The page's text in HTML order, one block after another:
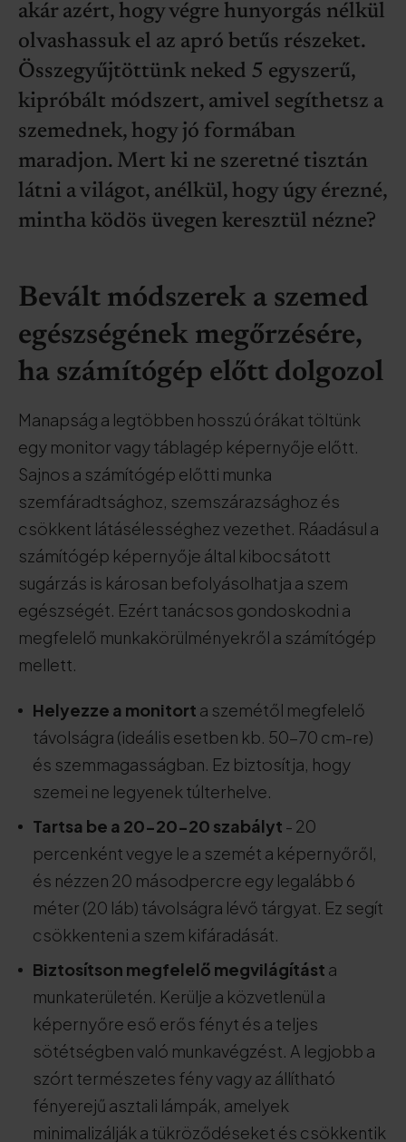
akár azért, hogy végre hunyorgás nélkül
olvashassuk el az apró betűs részeket.
Összegyűjtöttünk neked 5 egyszerű,
kipróbált módszert, amivel segíthetsz a
szemednek, hogy jó formában
maradjon. Mert ki ne szeretné tisztán
látni a világot, anélkül, hogy úgy érezné,
mintha ködös üvegen keresztül nézne?
Bevált módszerek a szemed
egészségének megőrzésére,
ha számítógép előtt dolgozol
Manapság a legtöbben hosszú órákat töltünk
egy monitor vagy táblagép képernyője előtt.
Sajnos a számítógép előtti munka
szemfáradtsághoz, szemszárazsághoz és
csökkent látásélességhez vezethet. Ráadásul a
számítógép képernyője által kibocsátott
sugárzás is károsan befolyásolhatja a szem
egészségét. Ezért tanácsos gondoskodni a
megfelelő munkakörülményekről a számítógép
mellett.
Helyezze a monitort a szemétől megfelelő
távolságra (ideális esetben kb. 50-70 cm-re)
és szemmagasságban. Ez biztosítja, hogy
szemei ne legyenek túlterhelve.
Tartsa be a 20-20-20 szabályt - 20
percenként vegye le a szemét a képernyőről,
és nézzen 20 másodpercre egy legalább 6
méter (20 láb) távolságra lévő tárgyat. Ez segít
csökkenteni a szem kifáradását.
Biztosítson megfelelő megvilágítást a
munkaterületén. Kerülje a közvetlenül a
képernyőre eső erős fényt és a teljes
sötétségben való munkavégzést. A legjobb a
szórt természetes fény vagy az állítható
fényerejű asztali lámpák, amelyek
minimalizálják a tükröződéseket és csökkentik